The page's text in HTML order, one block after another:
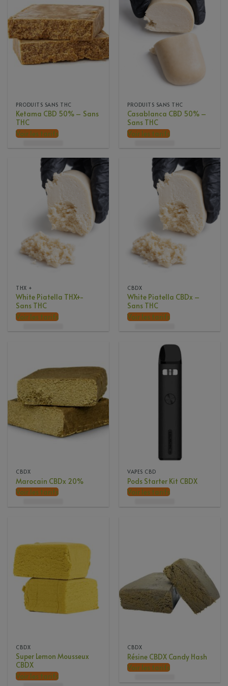
PRODUITS SANS THC
Ketama CBD 50% – Sans
THC
Voir les tarifs
PRODUITS SANS THC
Casablanca CBD 50% –
Sans THC
Voir les tarifs
THX +
White Piatella THX+-
Sans THC
Voir les tarifs
CBDX
White Piatella CBDx –
Sans THC
Voir les tarifs
CBDX
Marocain CBDx 20%
Voir les tarifs
VAPES CBD
Pods Starter Kit CBDX
Voir les tarifs
CBDX
Super Lemon Mousseux
CBDX
Voir les tarifs
CBDX
Résine CBDX Candy Hash
Voir les tarifs